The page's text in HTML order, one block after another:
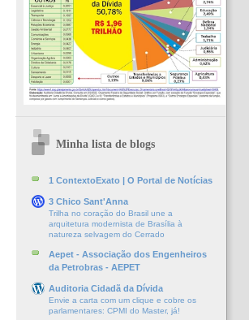
Minha lista de blogs
1 ContextoExato | O Portal de Notícias
3 Chico Sant'Anna
Trilha no coração do Brasil une a
arquitetura modernista de Brasília à
natureza selvagem do Cerrado
Aepet - Associação dos Engenheiros
da Petrobras - AEPET
Auditoria Cidadã da Dívida
Envie a carta com um clique e cobre os
parlamentares: CPMI do Master, já!